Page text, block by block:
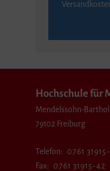
Hochschule für
Mendelssohn-
79102 Freiburg
Telefon
0761
Fax
0761 31915-42